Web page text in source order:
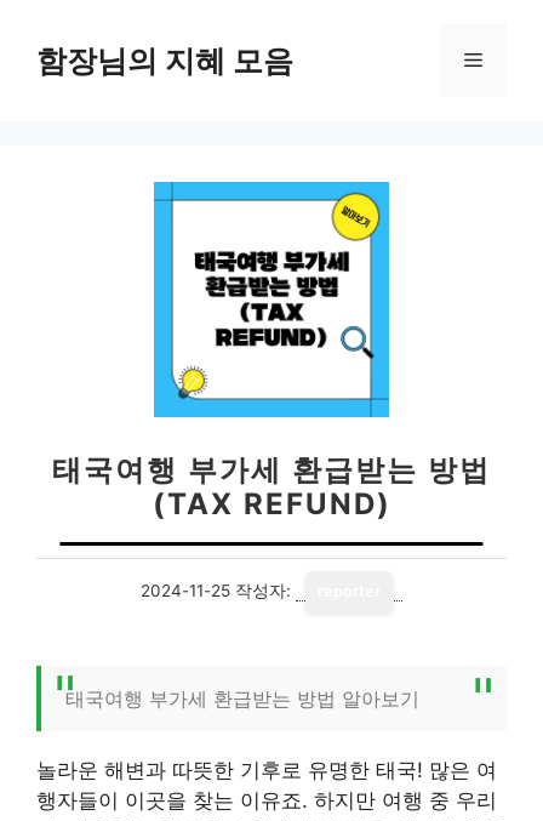
함장님의 지혜 모음 메
태국여행 부가세 환급받는 방법
(TAX REFUND)
2024-11-25 작성자:
태국여행 부가세 환급받는 방법 알아보기
놀라운 해변과 따뜻한 기후로 유명한 태국! 많은 여
행자들이 이곳을 찾는 이유죠. 하지만 여행 중 우리